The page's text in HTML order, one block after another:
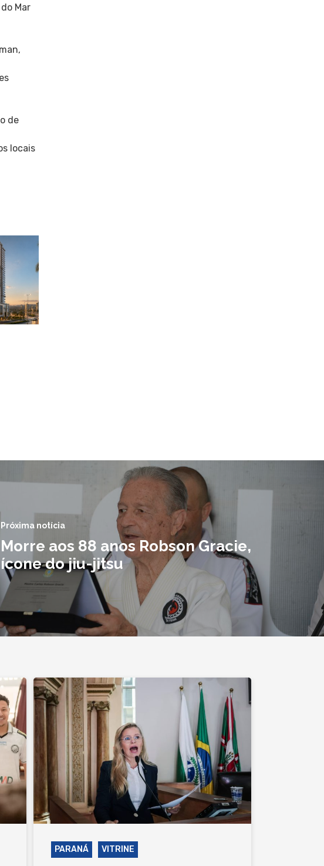
Mar
de
locais
Próxima notícia
Morre aos 88 anos Robson Gracie,
ícone do jiu-jitsu
PARANÁ VITRINE